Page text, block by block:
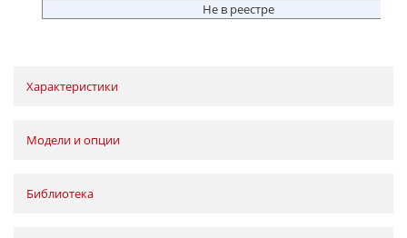
Не в реестре
Характеристики
Модели и опции
Библиотека